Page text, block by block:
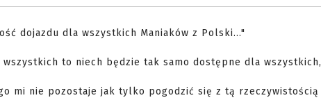
dojazdu dla wszystkich Maniaków z Polski..."
to niech będzie tak samo dostępne dla wszystkich,
mi nie pozostaje jak tylko pogodzić się z tą rzeczywistością